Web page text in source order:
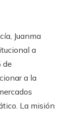
Juanma
a
de
a la
La misión